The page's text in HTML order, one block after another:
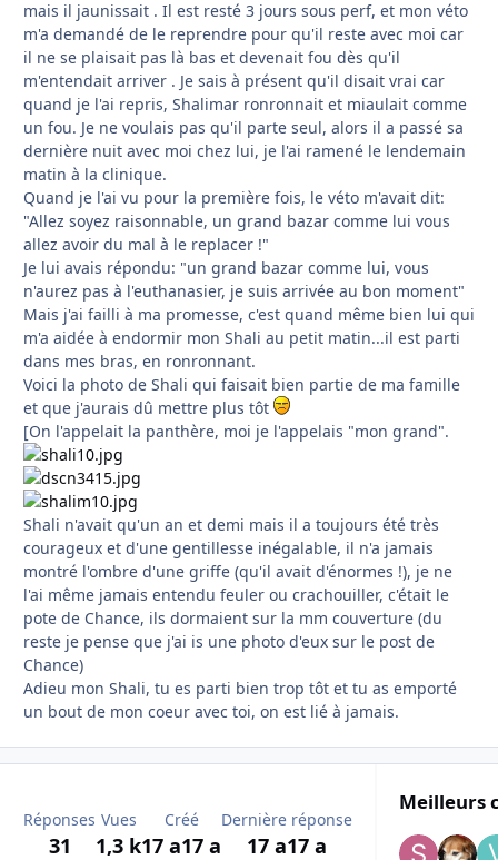
mais il jaunissait . Il est resté 3 jours sous perf, et mon véto
m'a demandé de le reprendre pour qu'il reste avec moi car
il ne se plaisait pas là bas et devenait fou dès qu'il
m'entendait arriver . Je sais à présent qu'il disait vrai car
quand je l'ai repris, Shalimar ronronnait et miaulait comme
un fou. Je ne voulais pas qu'il parte seul, alors il a passé sa
dernière nuit avec moi chez lui, je l'ai ramené le lendemain
matin à la clinique.
Quand je l'ai vu pour la première fois, le véto m'avait dit:
"Allez soyez raisonnable, un grand bazar comme lui vous
allez avoir du mal à le replacer !"
Je lui avais répondu: "un grand bazar comme lui, vous
n'aurez pas à l'euthanasier, je suis arrivée au bon moment"
Mais j'ai failli à ma promesse, c'est quand même bien lui qui
m'a aidée à endormir mon Shali au petit matin...il est parti
dans mes bras, en ronronnant.
Voici la photo de Shali qui faisait bien partie de ma famille
et que j'aurais dû mettre plus tôt
[On l'appelait la panthère, moi je l'appelais "mon grand".
Shali n'avait qu'un an et demi mais il a toujours été très
courageux et d'une gentillesse inégalable, il n'a jamais
montré l'ombre d'une griffe (qu'il avait d'énormes !), je ne
l'ai même jamais entendu feuler ou crachouiller, c'était le
pote de Chance, ils dormaient sur la mm couverture (du
reste je pense que j'ai is une photo d'eux sur le post de
Chance)
Adieu mon Shali, tu es parti bien trop tôt et tu as emporté
un bout de mon coeur avec toi, on est lié à jamais.
Réponses
31
Vues
1,3 k
Créé
17 a17 a
Dernière réponse
17 a17 a
Meilleurs